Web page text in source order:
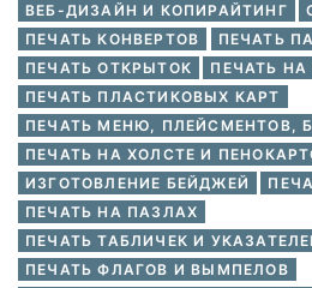
ВЕБ-ДИЗАЙН И КОПИРАЙТИНГ
ПЕЧАТЬ КОНВЕРТОВ
ПЕЧАТЬ
ПЕЧАТЬ ОТКРЫТОК
ПЕЧАТЬ НА
ПЕЧАТЬ ПЛАСТИКОВЫХ КАРТ
ПЕЧАТЬ МЕНЮ, ПЛЕЙСМЕНТОВ,
ПЕЧАТЬ НА ХОЛСТЕ И
ИЗГОТОВЛЕНИЕ БЕЙДЖЕЙ
ПЕЧАТЬ НА ПАЗЛАХ
ПЕЧАТЬ ТАБЛИЧЕК И
ПЕЧАТЬ ФЛАГОВ И ВЫМПЕЛОВ